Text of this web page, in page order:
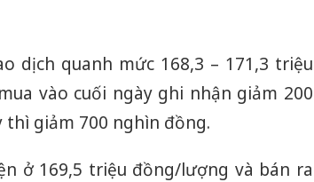
dịch quanh mức 168,3 – 171,3 triệu
vào cuối ngày ghi nhận giảm 200
thì giảm 700 nghìn đồng.
ở 169,5 triệu đồng/lượng và bán ra